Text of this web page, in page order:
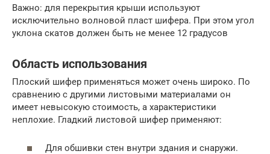
Важно: для перекрытия крыши используют
исключительно волновой пласт шифера. При этом угол
уклона скатов должен быть не менее 12 градусов
Область использования
Плоский шифер применяться может очень широко. По
сравнению с другими листовыми материалами он
имеет невысокую стоимость, а характеристики
неплохие. Гладкий листовой шифер применяют:
Для обшивки стен внутри здания и снаружи.